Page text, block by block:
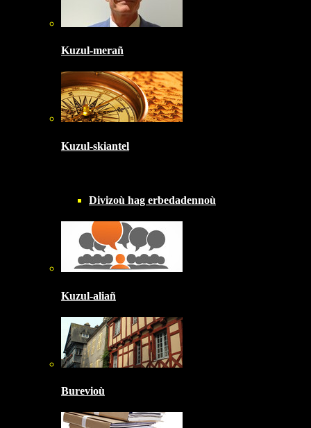
Kuzul-merañ
Kuzul-skiantel
Divizoù hag erbedadennoù
Kuzul-aliañ
Burevioù